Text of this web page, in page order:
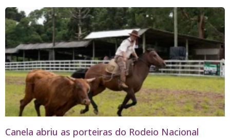
Canela abriu as porteiras do Rodeio Nacional